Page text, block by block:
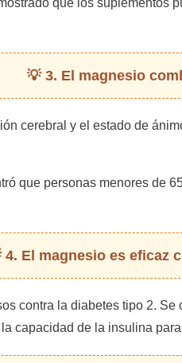
que los suplementos
3. El magnesio
cerebral y el estado de
que personas menores de
4. El magnesio es eficaz
contra la diabetes tipo 2.
capacidad de la insulina